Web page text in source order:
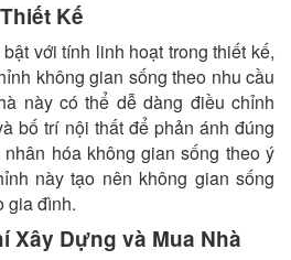
Kế
với tính linh hoạt trong thiết kế,
không gian sống theo nhu cầu
này có thể dễ dàng điều chỉnh
bố trí nội thất để phản ánh đúng
hóa không gian sống theo ý
này tạo nên không gian sống
gia đình.
Xây Dựng và Mua Nhà